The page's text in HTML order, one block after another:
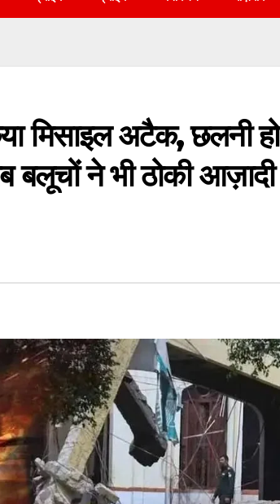
मिसाइल अटैक, छलनी हो
बलूचों ने भी ठोकी आज़ादी